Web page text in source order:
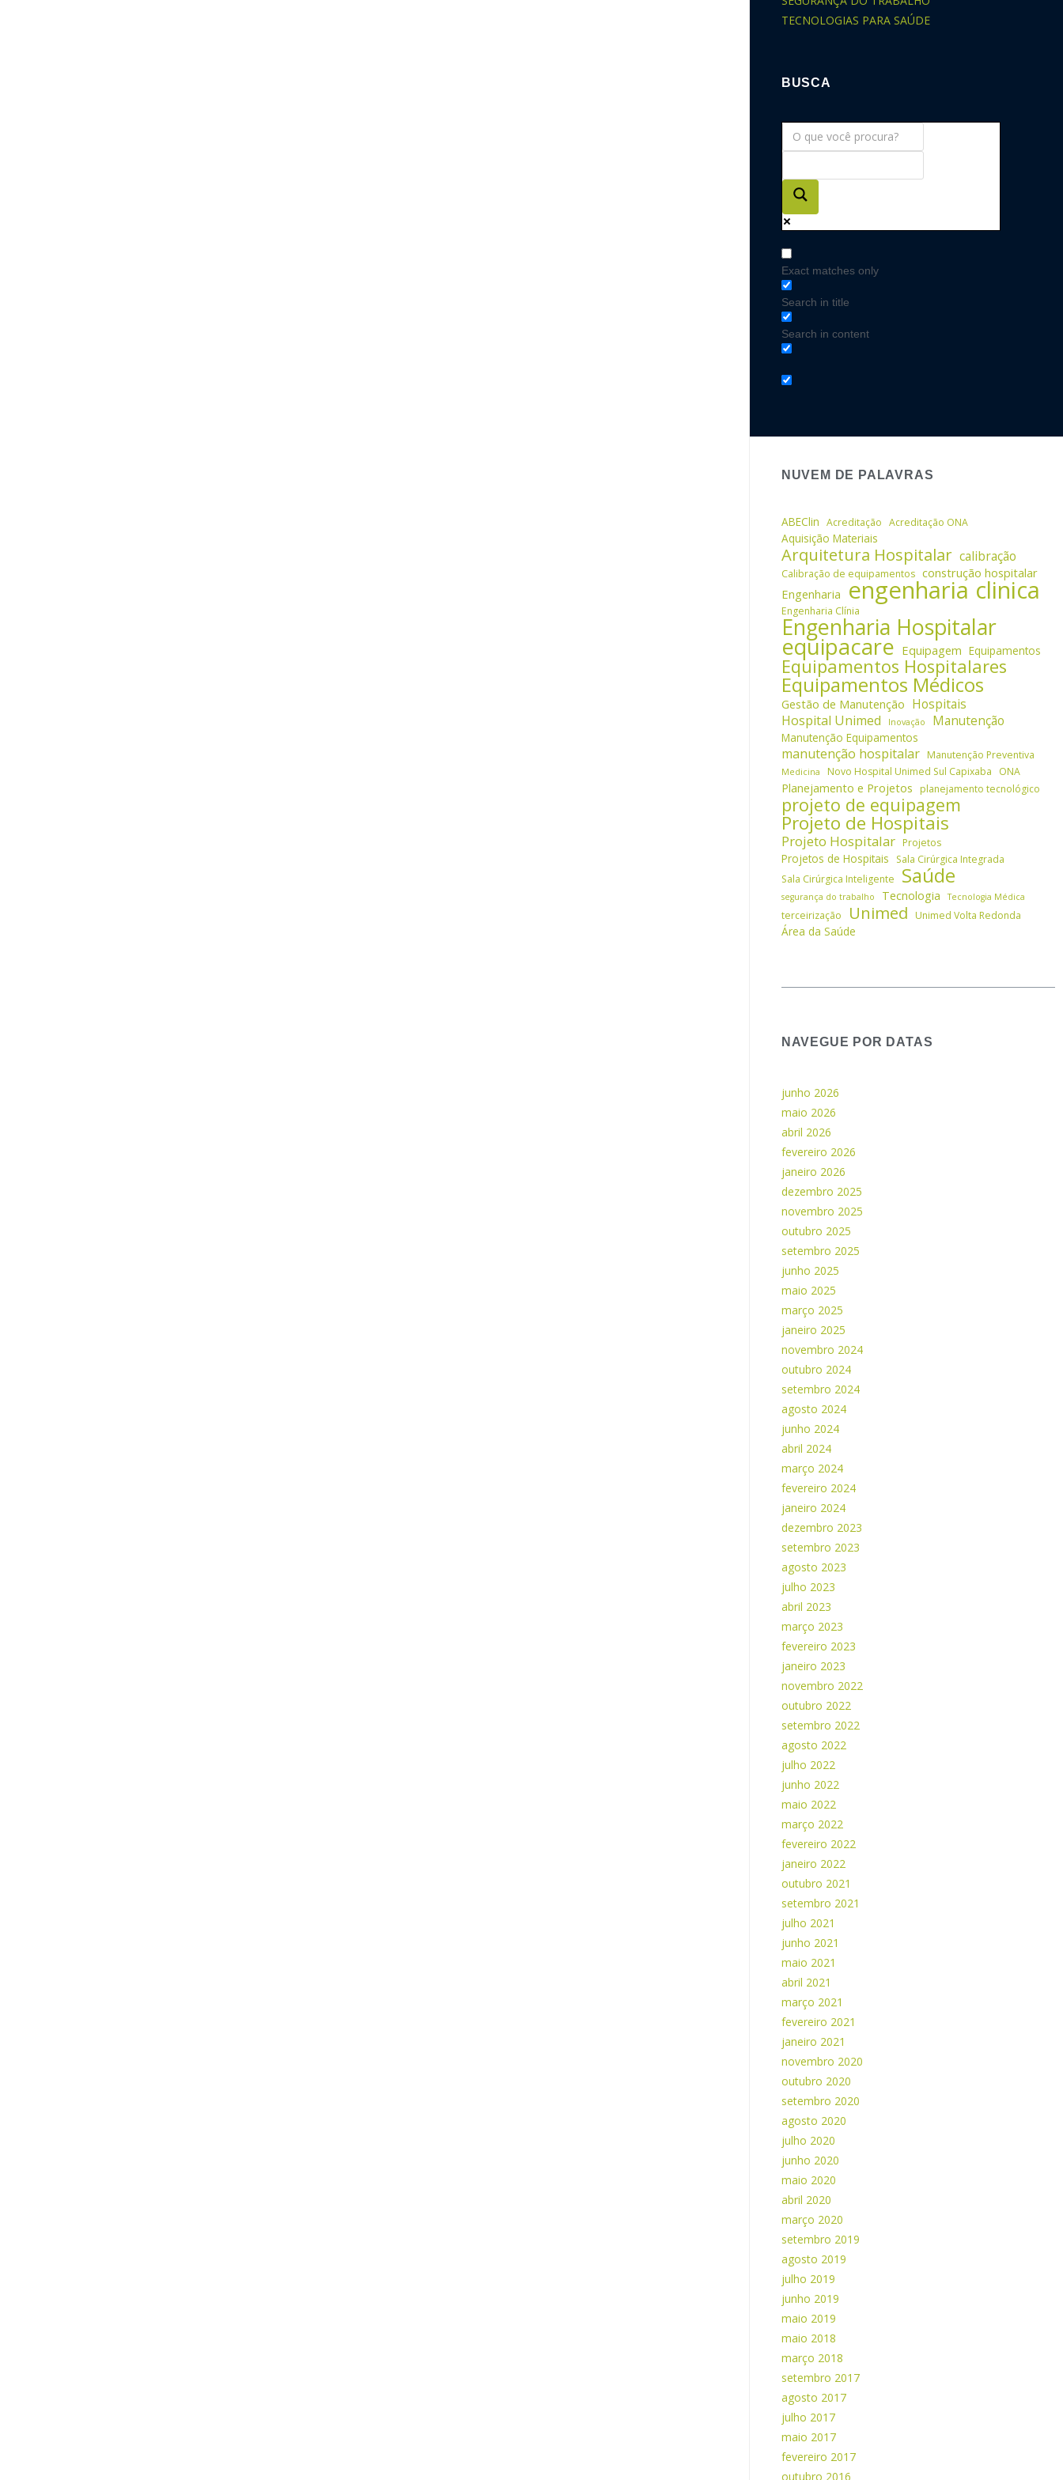
TECNOLOGIAS PARA SAÚDE
BUSCA
Exact matches only
Search in title
Search in content
NUVEM DE PALAVRAS
ABEClin Acreditação Acreditação ONA
Aquisição Materiais
Arquitetura Hospitalar calibração
Calibração de equipamentos construção hospitalar
Engenharia engenharia clinica
Engenharia Clínia
Engenharia Hospitalar
equipacare Equipagem Equipamentos
Equipamentos Hospitalares
Equipamentos Médicos
Gestão de Manutenção Hospitais
Hospital Unimed
Inovação Manutenção
Manutenção Equipamentos
manutenção hospitalar Manutenção Preventiva
Medicina Novo Hospital Unimed Sul Capixaba ONA
Planejamento e Projetos planejamento tecnológico
projeto de equipagem
Projeto de Hospitais
Projeto Hospitalar Projetos
Projetos de Hospitais
Sala Cirúrgica Integrada
Sala Cirúrgica Inteligente
Saúde
segurança do trabalho Tecnologia Tecnologia Médica
terceirização Unimed Unimed Volta Redonda
Área da Saúde
NAVEGUE POR DATAS
junho 2026
maio 2026
abril 2026
fevereiro 2026
janeiro 2026
dezembro 2025
novembro 2025
outubro 2025
setembro 2025
junho 2025
maio 2025
março 2025
janeiro 2025
novembro 2024
outubro 2024
setembro 2024
agosto 2024
junho 2024
abril 2024
março 2024
fevereiro 2024
janeiro 2024
dezembro 2023
setembro 2023
agosto 2023
julho 2023
abril 2023
março 2023
fevereiro 2023
janeiro 2023
novembro 2022
outubro 2022
setembro 2022
agosto 2022
julho 2022
junho 2022
maio 2022
março 2022
fevereiro 2022
janeiro 2022
outubro 2021
setembro 2021
julho 2021
junho 2021
maio 2021
abril 2021
março 2021
fevereiro 2021
janeiro 2021
novembro 2020
outubro 2020
setembro 2020
agosto 2020
julho 2020
junho 2020
maio 2020
abril 2020
março 2020
setembro 2019
agosto 2019
julho 2019
junho 2019
maio 2019
maio 2018
março 2018
setembro 2017
agosto 2017
julho 2017
maio 2017
fevereiro 2017
outubro 2016